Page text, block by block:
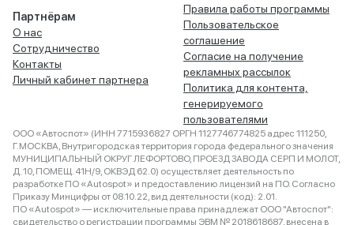
Партнёрам
О нас
Сотрудничество
Контакты
Личный кабинет партнера
Правила работы программы
Пользовательское
соглашение
Согласие на получение
рекламных рассылок
Политика для контента,
генерируемого
пользователями
ООО «Автоспот» (ИНН 7715936827 ОРГН 1127746774825 адрес 111250,
Г.МОСКВА, Внутригородская территория города федерального значения
МУНИЦИПАЛЬНЫЙ ОКРУГ ЛЕФОРТОВО, ПРОЕЗД ЗАВОДА СЕРП И МОЛОТ,
Д. 10, ПОМЕЩ. 41Н/9, ОКВЭД 62.0) осуществляет деятельность по
разработке ПО «Autospot» и предоставлению лицензий на ПО. Согласно
Приказу Минцифры от 08.10.22, вид деятельности (код): 2.01.
ПО «Autospot» — исключительные права принадлежат ООО "Автоспот":
свидетельство о регистрации программы ЭВМ № 2018618687, внесена в